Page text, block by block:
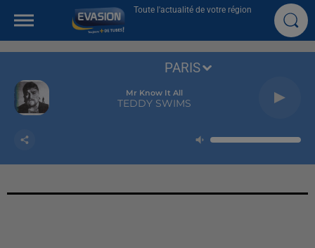
Toute l'actualité de votre région
Mr Know It All
TEDDY SWIMS
PARIS